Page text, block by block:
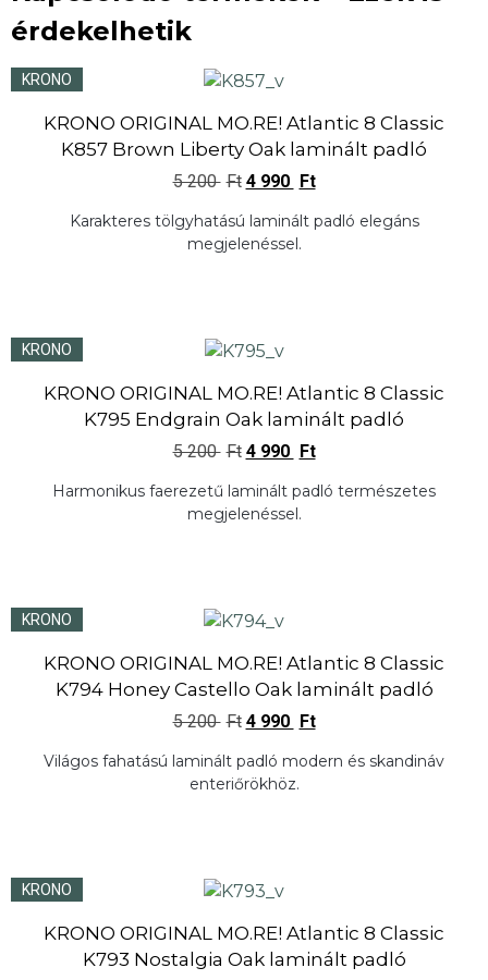
érdekelhetik
KRONO
KRONO ORIGINAL MO.RE! Atlantic 8 Classic
K857 Brown Liberty Oak laminált padló
5 200 Ft 4 990 Ft
Karakteres tölgyhatású laminált padló elegáns
megjelenéssel.
KRONO
KRONO ORIGINAL MO.RE! Atlantic 8 Classic
K795 Endgrain Oak laminált padló
5 200 Ft 4 990 Ft
Harmonikus faerezetű laminált padló természetes
megjelenéssel.
KRONO
KRONO ORIGINAL MO.RE! Atlantic 8 Classic
K794 Honey Castello Oak laminált padló
5 200 Ft 4 990 Ft
Világos fahatású laminált padló modern és skandináv
enteriőrökhöz.
KRONO
KRONO ORIGINAL MO.RE! Atlantic 8 Classic
K793 Nostalgia Oak laminált padló